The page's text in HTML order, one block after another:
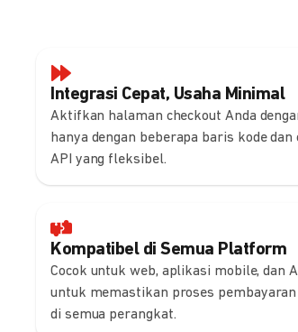
Integrasi Cepat, Usaha Minimal
Aktifkan halaman checkout Anda
hanya dengan beberapa baris kode dan
API yang fleksibel.
Kompatibel di Semua Platform
Cocok untuk web, aplikasi mobile, dan
untuk memastikan proses
di semua perangkat.